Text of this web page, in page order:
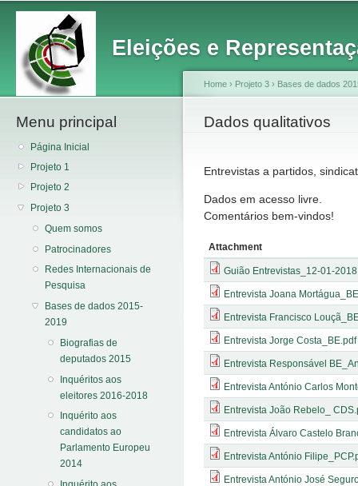
Eleições e
Main menu
Menu principal
Página Inicial
Projeto 1
Projeto 2
Projeto 3
Quem somos
Patrocinadores
Redes Internacionais de
Pesquisa
Bases de dados 2015-
2019
Biografias de
deputados 2015
Inquéritos aos
eleitores 2016-2018
Inquérito aos
candidatos ao
Parlamento Europeu
2014
You are here
Home › Projeto 3 › Bases de dados
Dados qualitativos
Entrevistas a partidos,
Dados em acesso livre.
Comentários bem-vindos!
Attachment
Guião Entrevistas_12-01-
Entrevista Joana
Entrevista Francisco
Entrevista Jorge Costa_BE.pdf
Entrevista Responsável
Entrevista António Carlos
Entrevista João Rebelo_
Entrevista Álvaro Castelo
Entrevista António
Entrevista António José